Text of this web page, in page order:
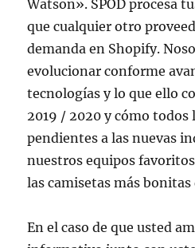
Watson». SPOD procesa
que cualquier otro
demanda en Shopify.
evolucionar conforme
tecnologías y lo que ello
2019 / 2020 y cómo todos
pendientes a las nuevas
nuestros equipos
las camisetas más
En el caso de que usted